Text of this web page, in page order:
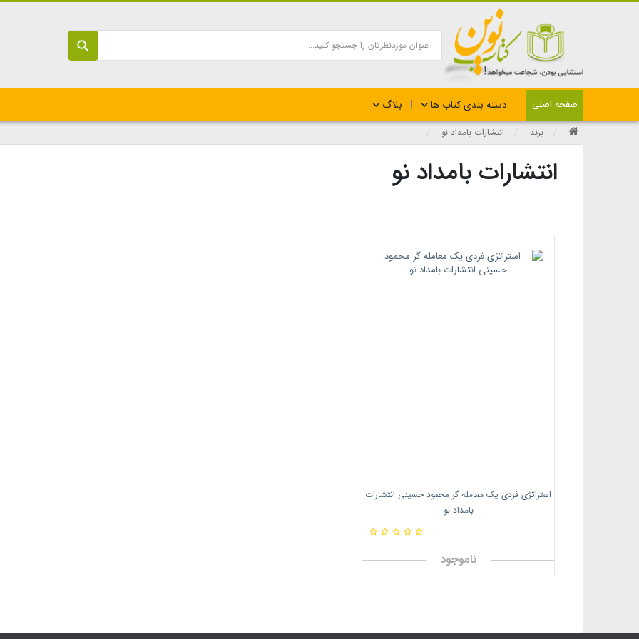
صفحه اصلی دسته بندی کتاب ها بلاگ
برند
انتشارات بامداد نو
انتشارات بامداد نو
استراتژی فردی یک معامله گر محمود حسینی انتشارات
بامداد نو
ناموجود